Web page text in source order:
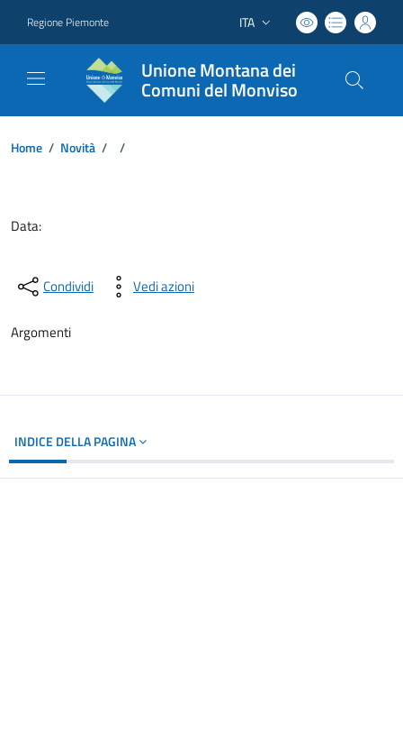
Regione Piemonte Lingua attiva:
ITA
Unione Montana dei
Comuni del Monviso
Home / Novità / /
Data:
Condividi Vedi azioni
Argomenti
INDICE DELLA PAGINA